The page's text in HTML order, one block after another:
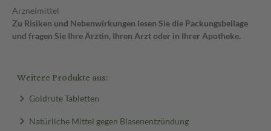
Arzneimittel
Zu Risiken und Nebenwirkungen lesen Sie die Packungsbeilage
und fragen Sie Ihre Ärztin, Ihren Arzt oder in Ihrer Apotheke.
Weitere Produkte aus:
Goldrute Tabletten
Natürliche Mittel gegen Blasenentzündung